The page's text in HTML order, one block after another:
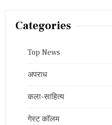
Categories
Top News
अपराध
कला-साहित्य
गेस्ट कॉलम